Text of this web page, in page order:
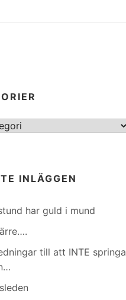
INLÄGGEN
har guld i mund
till att INTE springa